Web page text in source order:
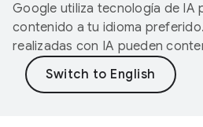
Google utiliza tecnología de IA
contenido a tu idioma
realizadas con IA pueden